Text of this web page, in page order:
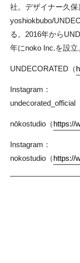
社。デザイナー久保
yoshiokbubo/
る。2016年から
年にnoko Inc.を設立
UNDECORATED（
Instagram：
undecorated_official
nōkostudio（https://
Instagram：
nokostudio（https://